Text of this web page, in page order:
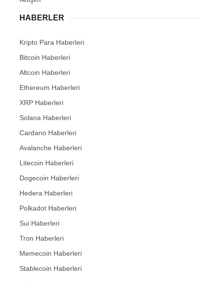
HABERLER
Kripto Para Haberleri
Bitcoin Haberleri
Altcoin Haberleri
Ethereum Haberleri
XRP Haberleri
Solana Haberleri
Cardano Haberleri
Avalanche Haberleri
Litecoin Haberleri
Dogecoin Haberleri
Hedera Haberleri
Polkadot Haberleri
Sui Haberleri
Tron Haberleri
Memecoin Haberleri
Stablecoin Haberleri